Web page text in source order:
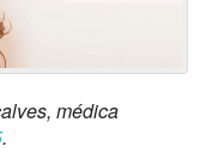
médica
.